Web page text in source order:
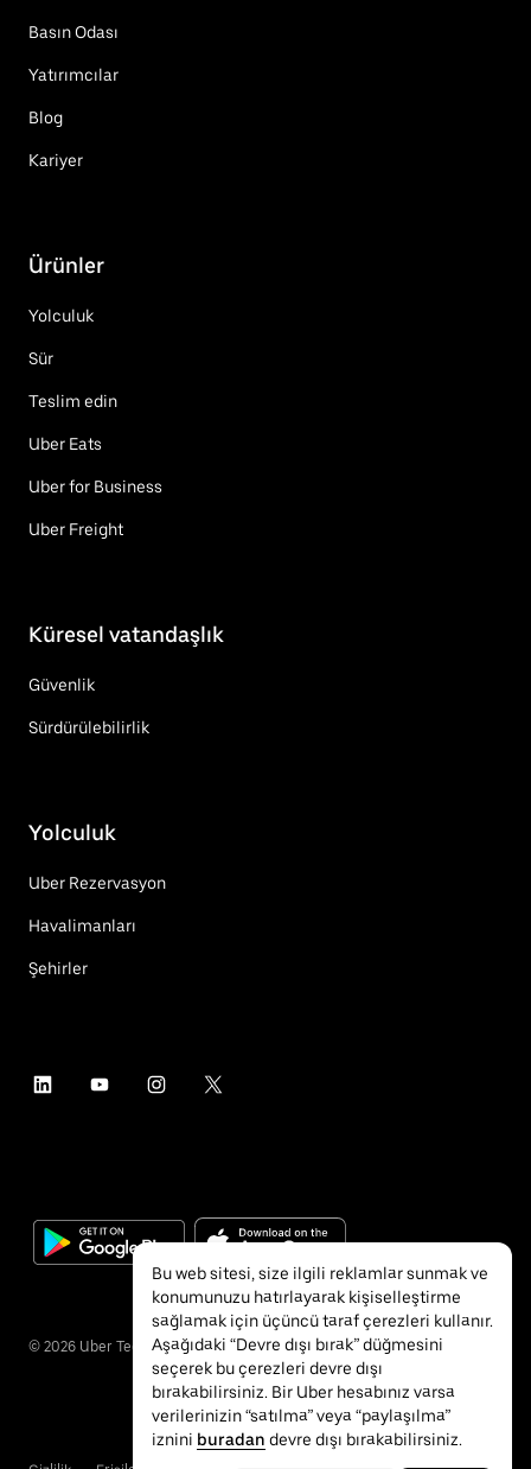
Basın Odası
Yatırımcılar
Blog
Kariyer
Ürünler
Yolculuk
Sür
Teslim edin
Uber Eats
Uber for Business
Uber Freight
Küresel vatandaşlık
Güvenlik
Sürdürülebilirlik
Yolculuk
Uber Rezervasyon
Havalimanları
Şehirler
© 2026 Uber Technologies Inc.
Bu web sitesi, size ilgili reklamlar sunmak ve
konumunuzu hatırlayarak kişiselleştirme
sağlamak için üçüncü taraf çerezleri kullanır.
Aşağıdaki “Devre dışı bırak” düğmesini
seçerek bu çerezleri devre dışı
bırakabilirsiniz. Bir Uber hesabınız varsa
verilerinizin “satılma” veya “paylaşılma”
iznini buradan devre dışı bırakabilirsiniz.